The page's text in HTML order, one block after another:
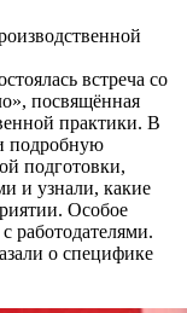
встреча со
посвящённая
практики. В
подробную
подготовки,
и узнали, какие
Особое
работодателями.
о специфике